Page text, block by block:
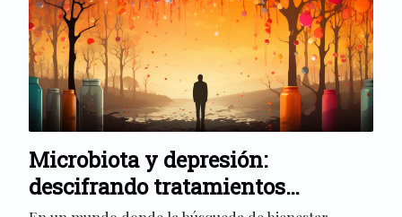
Microbiota y depresión:
descifrando tratamientos